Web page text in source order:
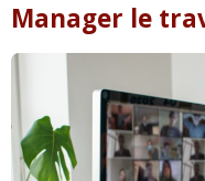
Manager le